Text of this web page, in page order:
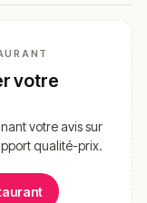
en attente de
n'hésitez pas à
fiche de cet
votre
votre avis sur
qualité-prix.